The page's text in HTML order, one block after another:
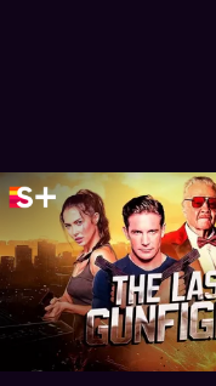
The Last